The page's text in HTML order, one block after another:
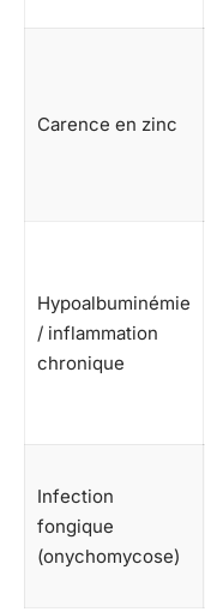
Carence en zinc
Hypoalbuminémie
/ inflammation
chronique
Infection
fongique
(onychomycose)